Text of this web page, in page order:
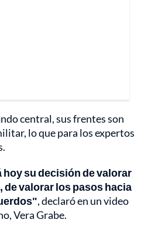
central, sus frentes son
lo que para los expertos
hoy su decisión de valorar
de valorar los pasos hacia
, declaró en un video
Vera Grabe.